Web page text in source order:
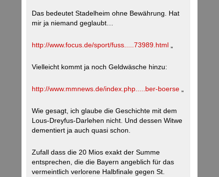
Das bedeutet Stadelheim ohne Bewährung. Hat
mir ja niemand geglaubt…
http://www.focus.de/sport/fuss.....73989.html
Vielleicht kommt ja noch Geldwäsche hinzu:
http://www.mmnews.de/index.php.....ber-boerse
Wie gesagt, ich glaube die Geschichte mit dem
Lous-Dreyfus-Darlehen nicht. Und dessen Witwe
dementiert ja auch quasi schon.
Zufall dass die 20 Mios exakt der Summe
entsprechen, die die Bayern angeblich für das
vermeintlich verlorene Halbfinale gegen St.